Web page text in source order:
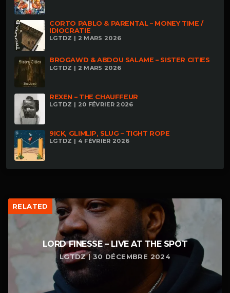
CORTO PABLO & PARENTAL – MONEY TIME /
IDIOCRATIE
LGTDZ | 2 MARS 2026
BROGAWD & ABDOU SALAME – SISTER CITIES
LGTDZ | 2 MARS 2026
REXEN – THE CHAUFFEUR
LGTDZ | 20 FÉVRIER 2026
9ICK, GLIMLIP, SLUG – TIGHT ROPE
LGTDZ | 4 FÉVRIER 2026
RELATED
LORD FINESSE – LIVE AT THE SPOT
LGTDZ | 30 DÉCEMBRE 2024